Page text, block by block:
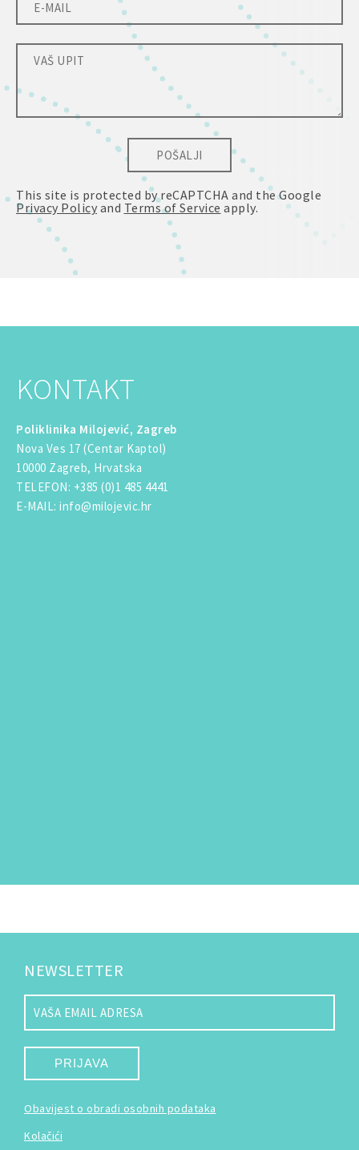
POŠALJI
This site is protected by reCAPTCHA and the Google
Privacy Policy and Terms of Service apply.
KONTAKT
Poliklinika Milojević, Zagreb
Nova Ves 17 (Centar Kaptol)
10000 Zagreb, Hrvatska
TELEFON: +385 (0)1 485 4441
E-MAIL: info@milojevic.hr
NEWSLETTER
PRIJAVA
Obavijest o obradi osobnih podataka
Kolačići